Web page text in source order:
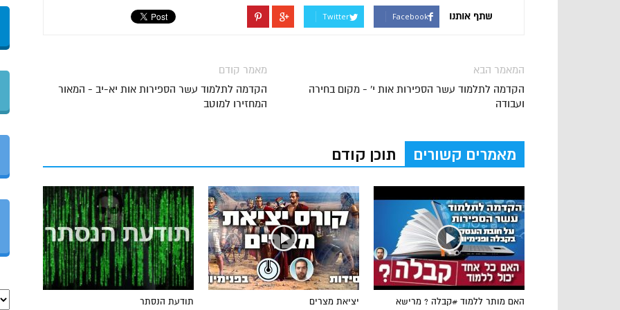
שתף אותנו Facebook
Twitter
מאמר קודם
הקדמה לתלמוד עשר הספירות אות יא-יב - המאור
המחזירו למוטב
המאמר הבא
הקדמה לתלמוד עשר הספירות אות י' - מקום בחירה
ועבודה
מאמרים קשורים תוכן קודם
תודעת הנסתר יציאת מצרים
האם מותר ללמוד #קבלה ? מרישא